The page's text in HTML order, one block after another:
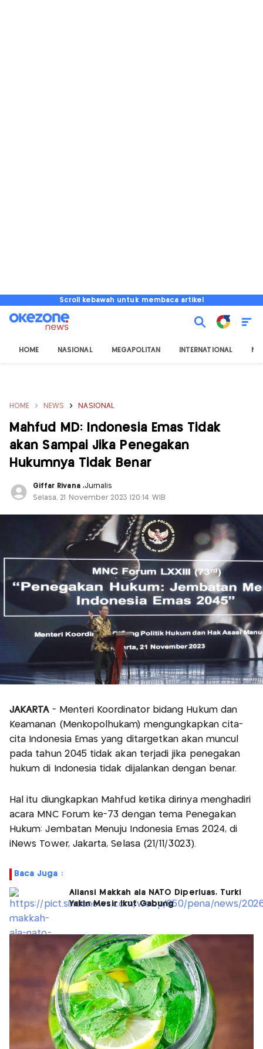
Scroll kebawah untuk membaca artikel
HOME NASIONAL MEGAPOLITAN INTERNATIONAL
HOME NEWS NASIONAL
Mahfud MD: Indonesia Emas Tidak
akan Sampai Jika Penegakan
Hukumnya Tidak Benar
Giffar Rivana ,Jurnalis
Selasa, 21 November 2023 |20:14 WIB
JAKARTA- Menteri Koordinator bidang Hukum dan
Keamanan (Menkopolhukam) mengungkapkan cita-
cita Indonesia Emas yang ditargetkan akan muncul
pada tahun 2045 tidak akan terjadi jika penegakan
hukum di Indonesia tidak dijalankan dengan benar.
Hal itu diungkapkan Mahfud ketika dirinya menghadiri
acara MNC Forum ke-73 dengan tema Penegakan
Hukum: Jembatan Menuju Indonesia Emas 2024, di
iNews Tower, Jakarta, Selasa (21/11/3023).
Baca Juga :
Aliansi Makkah ala NATO Diperluas, Turki
Yakin Mesir Ikut Gabung